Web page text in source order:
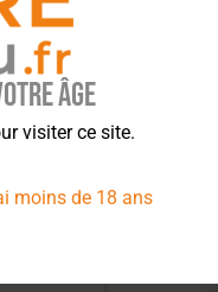
âge
visiter ce site.
moins de 18 ans